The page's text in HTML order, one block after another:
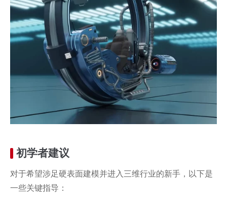
初学者建议
对于希望涉足硬表面建模并进入三维行业的新手，以下是
一些关键指导：